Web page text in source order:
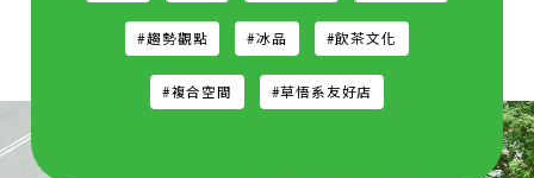
#趨勢觀點 #冰品 #飲茶文化
#複合空間 #草悟系友好店